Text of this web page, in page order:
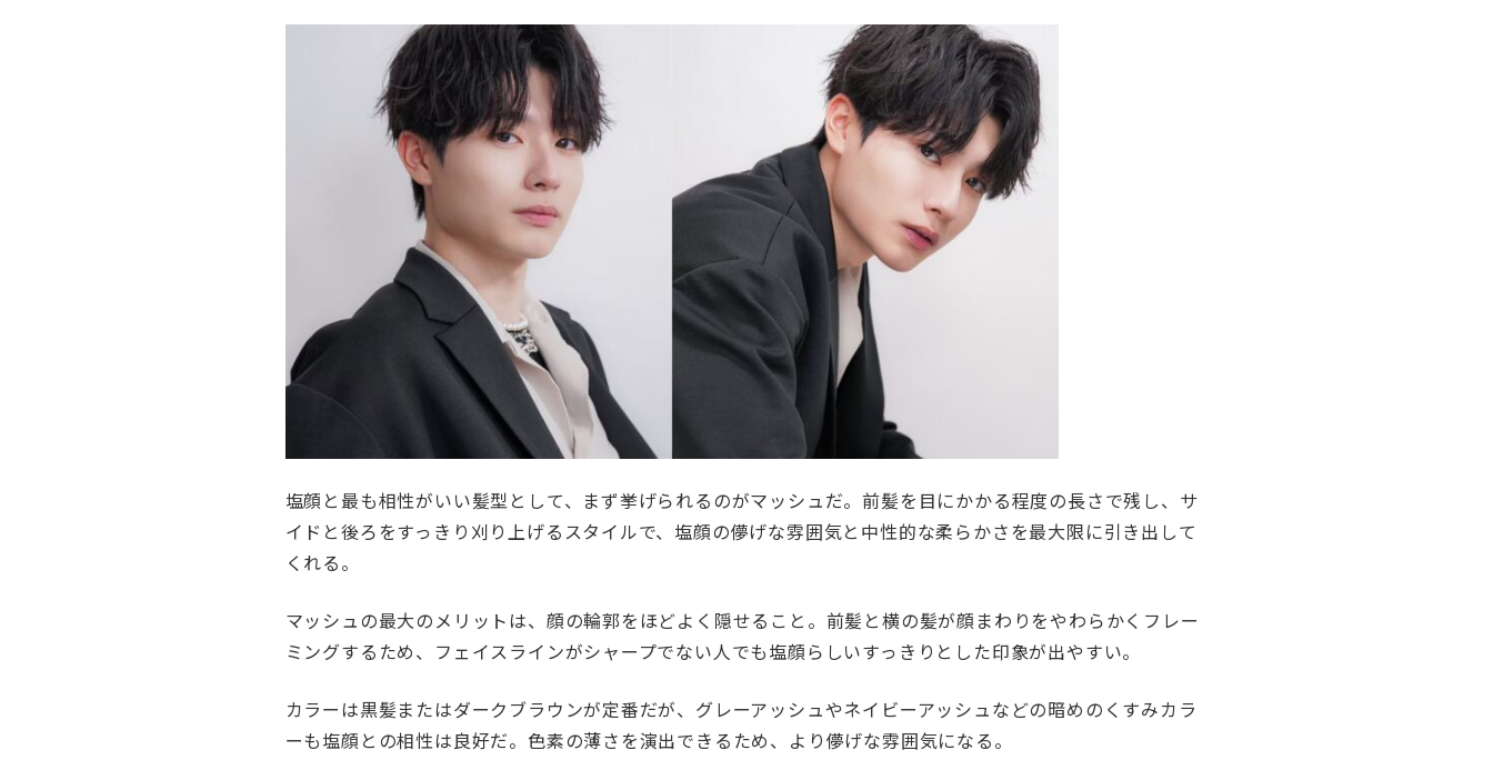
塩顔と最も相性がいい髪型として、まず挙げられるのがマッシュだ。前髪を目にかかる程度の長さで残し、サ
イドと後ろをすっきり刈り上げるスタイルで、塩顔の儚げな雰囲気と中性的な柔らかさを最大限に引き出して
くれる。
マッシュの最大のメリットは、顔の輪郭をほどよく隠せること。前髪と横の髪が顔まわりをやわらかくフレー
ミングするため、フェイスラインがシャープでない人でも塩顔らしいすっきりとした印象が出やすい。
カラーは黒髪またはダークブラウンが定番だが、グレーアッシュやネイビーアッシュなどの暗めのくすみカラ
ーも塩顔との相性は良好だ。色素の薄さを演出できるため、より儚げな雰囲気になる。